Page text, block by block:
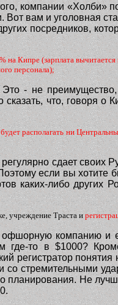
компании «Холби»
вам и уголовная
посредников,
на Кипре (зарплата
персонала);
- не
что, говоря о
располагать ни
сдает
если вы
каких-либо других
учреждение Траста и
офшорную компанию
где-то в$1000?
регистратор
стремительными
планирования. Не